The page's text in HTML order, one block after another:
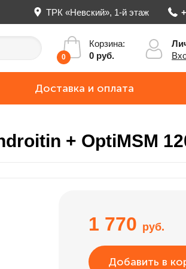
ТРК «Невский», 1-й этаж
0
Корзина:
0 руб.
Доставка и оплата
+ OptiMSM
1 770 руб.
Добавить в